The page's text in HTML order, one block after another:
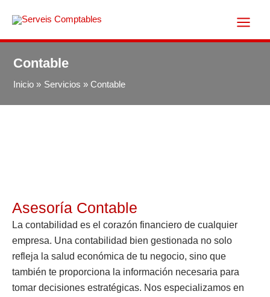
Contable
Inicio Servicios Contable
Asesoría Contable
La contabilidad es el corazón financiero de cualquier
empresa. Una contabilidad bien gestionada no solo
refleja la salud económica de tu negocio, sino que
también te proporciona la información necesaria para
tomar decisiones estratégicas. Nos especializamos en